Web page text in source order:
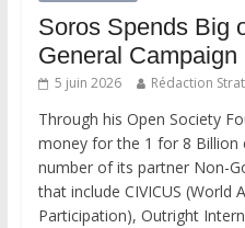
Soros Spends Big
General Campaign
5 juin 2026 Rédaction
Through his Open Society
money for the 1 for 8 Billion
number of its partner Non-
that include CIVICUS (World
Participation), Outright